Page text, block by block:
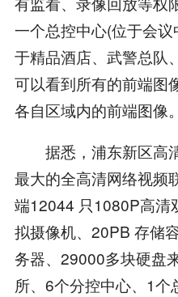
一个总控中心(位于会
于精品酒店、武警总队
可以看到所有的前端图
各自区域内的前端图像。
据悉，浦东新区高
最大的全高清网络视频
端12044 只1080P高清
拟摄像机、20PB 存储
务器、29000多块硬盘
所、6个分控中心、1